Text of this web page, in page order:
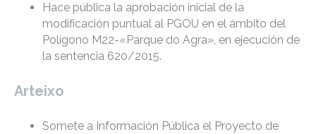
Hace pública la aprobación inicial de la
modificación puntual al PGOU en el ámbito del
Polígono M22-«Parque do Agra», en ejecución de
la sentencia 620/2015.
Arteixo
Somete a Información Pública el Proyecto de